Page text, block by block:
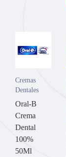
Cremas
Dentales
Oral-B
Crema
Dental
100%
50Ml